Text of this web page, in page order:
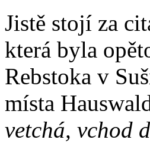
Jistě stojí za
která byla
Rebstoka v
místa
vetchá, vchod